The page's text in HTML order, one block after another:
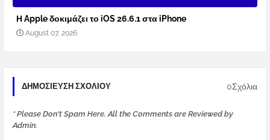
Η Apple δοκιμάζει το iOS 26.6.1 στα iPhone
August 07, 2026
ΔΗΜΟΣΊΕΥΣΗ ΣΧΟΛΊΟΥ 0Σχόλια
* Please Don't Spam Here. All the Comments are Reviewed by
Admin.